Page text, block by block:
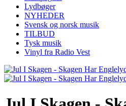
Lydbøger
NYHEDER
Svensk og norsk musik
TILBUD
Tysk musik
Vinyl fra Radio Vest